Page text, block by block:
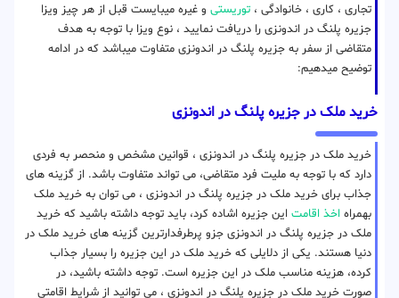
تجاری ، کاری ، خانوادگی ، توریستی و غیره میبایست قبل از هر چیز ویزا
جزیره پلنگ در اندونزی را دریافت نمایید ، نوع ویزا با توجه به هدف
متقاضی از سفر به جزیره پلنگ در اندونزی متفاوت میباشد که در ادامه
توضیح میدهیم:
خرید ملک در جزیره پلنگ در اندونزی
خرید ملک در جزیره پلنگ در اندونزی ، قوانین مشخص و منحصر به فردی
دارد که با توجه به ملیت فرد متقاضی، می تواند متفاوت باشد. از گزینه های
جذاب برای خرید ملک در جزیره پلنگ در اندونزی ، می توان به خرید ملک
بهمراه اخذ اقامت این جزیره اشاده کرد، باید توجه داشته باشید که خرید
ملک در جزیره پلنگ در اندونزی جزو پرطرفدارترین گزینه های خرید ملک در
دنیا هستند. یکی از دلایلی که خرید ملک در این جزیره را بسیار جذاب
کرده، هزینه مناسب ملک در این جزیره است. توجه داشته باشید، در
صورت خرید ملک در جزیره پلنگ در اندونزی ، می توانید از شرایط اقامتی